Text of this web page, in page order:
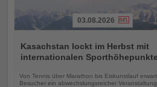
Sie
die
03.08.2026
Kasachstan lockt im Herbst mit
internationalen
Von Tennis über Marathon bis Eiskunstlauf
Besucher ein abwechslungsreicher